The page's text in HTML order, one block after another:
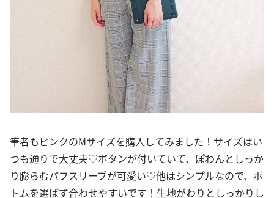
筆者もピンクのMサイズを購入してみました！サイズはい
つも通りで大丈夫♡ボタンが付いていて、ぽわんとしっか
り膨らむパフスリーブが可愛い♡他はシンプルなので、ボ
トムを選ばず合わせやすいです！生地がわりとしっかりし